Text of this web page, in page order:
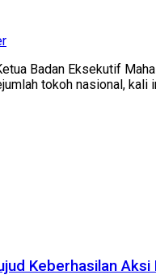
Badan Eksekutif
tokoh nasional,
Keberhasilan